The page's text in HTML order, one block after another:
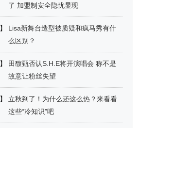
了 加盟制安全隐忧显现
】
Lisa新舞台造型被质疑和疯马秀有什
么区别？
】
田馥甄否认S.H.E将开演唱会 称不是
故意让粉丝失望
】
立秋到了！为什么还这么热？来看看
这些“冷知识”吧